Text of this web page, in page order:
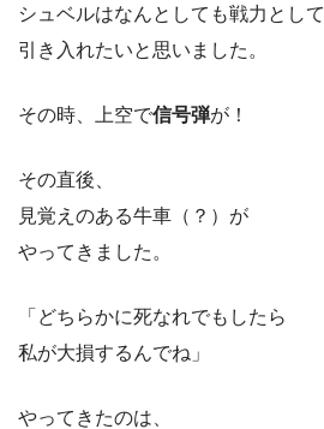
シュベルはなんとしても戦力として
引き入れたいと思いました。
その時、上空で信号弾が！
その直後、
見覚えのある牛車（？）が
やってきました。
「どちらかに死なれでもしたら
私が大損するんでね」
やってきたのは、